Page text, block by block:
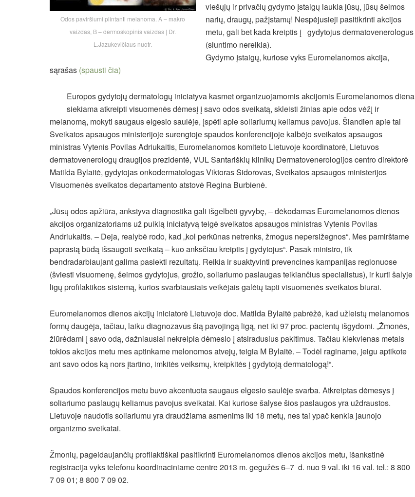
Odos paviršiumi plintanti melanoma. A – makro
vaizdas, B – dermoskopinis vaizdas | Dr.
L.Jazukevičiaus nuotr.
viešųjų ir privačių gydymo įstaigų laukia jūsų, jūsų šeimos
narių, draugų, pažįstamų! Nespėjusieji pasitikrinti akcijos
metu, gali bet kada kreiptis į gydytojus dermatovenerologus
(siuntimo nereikia).
Gydymo įstaigų, kuriose vyks Euromelanomos akcija,
sąrašas (spausti čia)
Europos gydytojų dermatologų iniciatyva kasmet organizuojamomis akcijomis Euromelanomos diena
siekiama atkreipti visuomenės dėmesį į savo odos sveikatą, skleisti žinias apie odos vėžį ir
melanomą, mokyti saugaus elgesio saulėje, įspėti apie soliariumų keliamus pavojus. Šiandien apie tai
Sveikatos apsaugos ministerijoje surengtoje spaudos konferencijoje kalbėjo sveikatos apsaugos
ministras Vytenis Povilas Adriukaitis, Euromelanomos komiteto Lietuvoje koordinatorė, Lietuvos
dermatovenerologų draugijos prezidentė, VUL Santariškių klinikų Dermatovenerologijos centro direktorė
Matilda Bylaitė, gydytojas onkodermatologas Viktoras Sidorovas, Sveikatos apsaugos ministerijos
Visuomenės sveikatos departamento atstovė Regina Burbienė.
„Jūsų odos apžiūra, ankstyva diagnostika gali išgelbėti gyvybę, – dėkodamas Euromelanomos dienos
akcijos organizatoriams už puikią iniciatyvą teigė sveikatos apsaugos ministras Vytenis Povilas
Andriukaitis. – Deja, realybė rodo, kad „kol perkūnas netrenks, žmogus nepersižegnos“. Mes pamirštame
paprastą būdą išsaugoti sveikatą – kuo anksčiau kreiptis į gydytojus“. Pasak ministro, tik
bendradarbiaujant galima pasiekti rezultatų. Reikia ir suaktyvinti prevencines kampanijas regionuose
(šviesti visuomenę, šeimos gydytojus, grožio, soliariumo paslaugas teikiančius specialistus), ir kurti šalyje
ligų profilaktikos sistemą, kurios svarbiausiais veikėjais galėtų tapti visuomenės sveikatos biurai.
Euromelanomos dienos akcijų iniciatorė Lietuvoje doc. Matilda Bylaitė pabrėžė, kad užleistų melanomos
formų daugėja, tačiau, laiku diagnozavus šią pavojingą ligą, net iki 97 proc. pacientų išgydomi. „Žmonės,
žiūrėdami į savo odą, dažniausiai nekreipia dėmesio į atsiradusius pakitimus. Tačiau kiekvienas metais
tokios akcijos metu mes aptinkame melonomos atvejų, teigia M Bylaitė. – Todėl raginame, jeigu aptikote
ant savo odos ką nors įtartino, imkitės veiksmų, kreipkitės į gydytoją dermatologą!“.
Spaudos konferencijos metu buvo akcentuota saugaus elgesio saulėje svarba. Atkreiptas dėmesys į
soliariumo paslaugų keliamus pavojus sveikatai. Kai kuriose šalyse šios paslaugos yra uždraustos.
Lietuvoje naudotis soliariumu yra draudžiama asmenims iki 18 metų, nes tai ypač kenkia jaunojo
organizmo sveikatai.
Žmonių, pageidaujančių profilaktiškai pasitikrinti Euromelanomos dienos akcijos metu, išankstinė
registracija vyks telefonu koordinaciniame centre 2013 m. gegužės 6–7 d. nuo 9 val. iki 16 val. tel.: 8 800
7 09 01; 8 800 7 09 02.